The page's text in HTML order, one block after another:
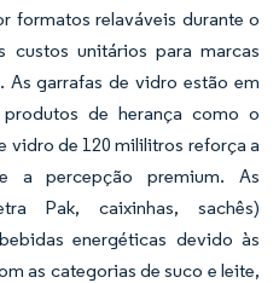
formatos relaváveis durante o
custos unitários para marcas
As garrafas de vidro estão em
de herança como o
vidro de 120 mililitros reforça a
a percepção premium. As
Pak, caixinhas, sachês)
energéticas devido às
as categorias de suco e leite,